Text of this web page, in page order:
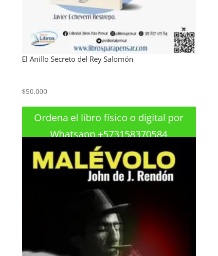
El Anillo Secreto del Rey Salomón
$50.000
Ordena el libro físico o digital por
Whatsapp +573158370584